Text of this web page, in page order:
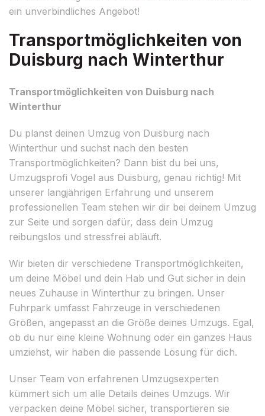
ein unverbindliches Angebot!
Transportmöglichkeiten von
Duisburg nach Winterthur
Transportmöglichkeiten von Duisburg nach
Winterthur
Du planst deinen Umzug von Duisburg nach
Winterthur und suchst nach den besten
Transportmöglichkeiten? Dann bist du bei uns,
Umzugsprofi Vogel aus Duisburg, genau richtig! Mit
unserer langjährigen Erfahrung und unserem
professionellen Team stehen wir dir bei deinem Umzug
zur Seite und sorgen dafür, dass dein Umzug
reibungslos und stressfrei abläuft.
Wir bieten dir verschiedene Transportmöglichkeiten,
um deine Möbel und dein Hab und Gut sicher in dein
neues Zuhause in Winterthur zu bringen. Unser
Fuhrpark umfasst Fahrzeuge in verschiedenen
Größen, angepasst an die Größe deines Umzugs. Egal,
ob du nur eine kleine Wohnung oder ein ganzes Haus
umziehst, wir haben die passende Lösung für dich.
Unser Team von erfahrenen Umzugsexperten
kümmert sich um alle Details deines Umzugs. Wir
verpacken deine Möbel sicher, transportieren sie